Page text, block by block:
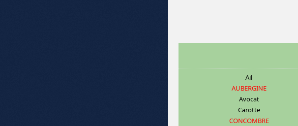
Ail
AUBERGINE
Avocat
Carotte
CONCOMBRE